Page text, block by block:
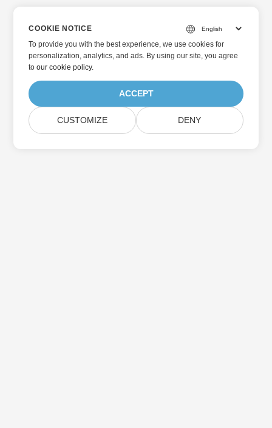
COOKIE NOTICE
To provide you with the best experience, we use cookies for
personalization, analytics, and ads. By using our site, you agree
toour cookie policy.
ACCEPT
CUSTOMIZE DENY